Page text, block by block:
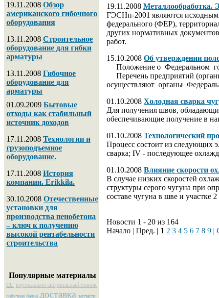
19.11.2008 Обзор
американского гибочного
оборудования
13.11.2008 Строительное
оборудование для гибки
арматуры
13.11.2008 Гибочное
оборудование для
арматуры
01.09.2009 Бытовые
отходы как стабильный
источник доходов
17.11.2008 Технологии и
грузоподъемное
оборудование.
17.11.2008 История
компании. Erikkila.
30.10.2008 Отечественные
установки для
производства пенобетона
– ключ к получению
высокой рентабельности
строительства
Популярные материалы
CU вертикально сверлильный станок
гибочная балка доставка запчасти
19.11.2008
ГЭСНп-2001 являются
федерального (ФЕР),
других нормативных
работ.
15.10.2008 Об утверждении
Положение о Федеральном
Перечень предприятий
осуществляют органы
01.10.2008 Холодная сварка
Для получения швов,
обеспечивающие получение в
01.10.2008 Технологический
Процесс состоит из следующих
сварка; IV - последующее
01.10.2008 Влияние скорости
В случае низких скоростей
структуры серого чугуна при
составе чугуна в шве и участке
Новости 1 - 20 из 164
Начало | Пред. | 1 2 3 4 5 6 7 8 9 |